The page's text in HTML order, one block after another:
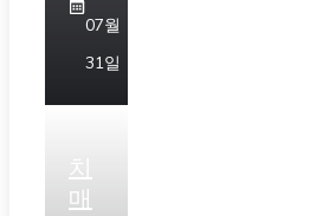
07월
31일
치
매